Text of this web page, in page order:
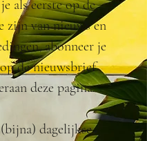
als eerste op de
zijn van nieuws en
abonneer je
de nieuwsbrief
deze pagina.
dagelijkse